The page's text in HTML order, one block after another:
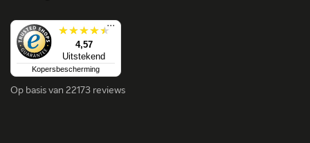
4,57
Uitstekend
...
Kopersbescherming
Op basis van 22173 reviews